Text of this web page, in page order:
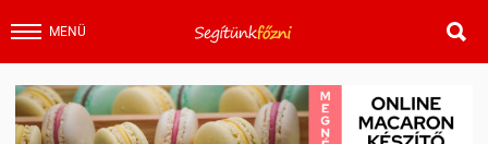
MENÜ 